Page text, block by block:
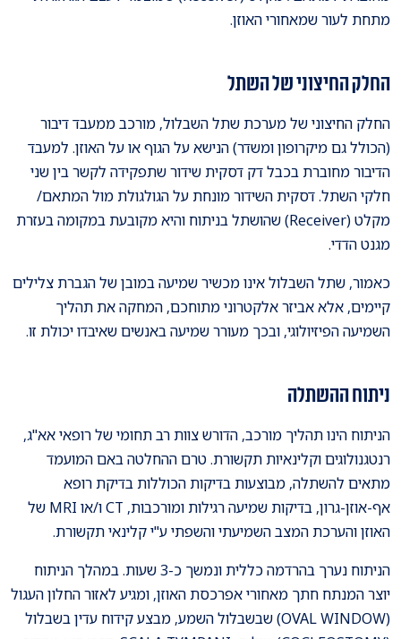
מתחת לעור שמאחורי האוזן.
החלק החיצוני של השתל
החלק החיצוני של מערכת שתל השבלול, מורכב ממעבד דיבור
(הכולל גם מיקרופון ומשדר) הנישא על הגוף או על האוזן. למעבד
הדיבור מחוברת בכבל דק דסקית שידור שתפקידה לקשר בין שני
חלקי השתל. דסקית השידור מונחת על הגולגולת מול המתאם/
מקלט (Receiver) שהושתל בניתוח והיא מקובעת במקומה בעזרת
מגנט הדדי.
כאמור, שתל השבלול אינו מכשיר שמיעה במובן של הגברת צלילים
קיימים, אלא אביזר אלקטרוני מתוחכם, המחקה את תהליך
השמיעה הפיזיולוגי, ובכך מעורר שמיעה באנשים שאיבדו יכולת זו.
ניתוח ההשתלה
הניתוח הינו תהליך מורכב, הדורש צוות רב תחומי של רופאי אא"ג,
רנטגנולוגים וקלינאיות תקשורת. טרם ההחלטה באם המועמד
מתאים להשתלה, מבוצעות בדיקות הכוללות בדיקת רופא
אף-אוזן-גרון, בדיקות שמיעה רגילות ומורכבות, CT ו/או MRI של
האוזן והערכת המצב השמיעתי והשפתי ע"י קלינאי תקשורת.
הניתוח נערך בהרדמה כללית ונמשך כ-3 שעות. במהלך הניתוח
יוצר המנתח חתך מאחורי אפרכסת האוזן, ומגיע לאזור החלון העגול
(OVAL WINDOW) שבשבלול השמע, מבצע קידוח עדין בשבלול